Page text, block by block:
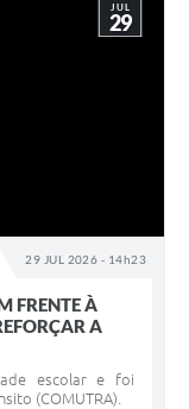
29 JUL 2026 - 14h23
JUL
29
FRENTE À
A
escolar e foi
(COMUTRA).